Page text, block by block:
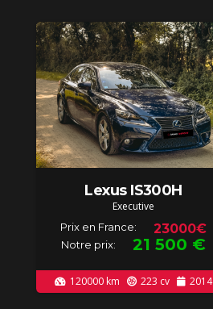
Lexus IS300H
Executive
Prix en France: 23000€
Notre prix: 21 500 €
120000 km 223 cv 2014